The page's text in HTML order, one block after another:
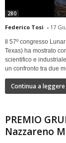
280
Federico Tosi - 17
Il 57º congresso
Texas) ha mostrato
scientifico e
un confronto tra due
Continua a leggere
PREMIO
Nazzareno